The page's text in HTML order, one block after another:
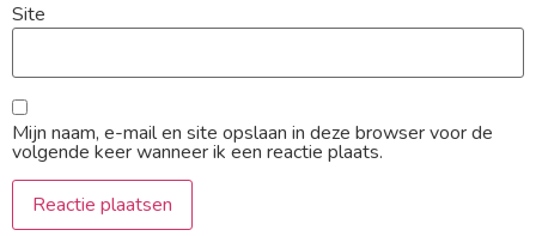
Site
Mijn naam, e-mail en site opslaan in deze browser voor de
volgende keer wanneer ik een reactie plaats.